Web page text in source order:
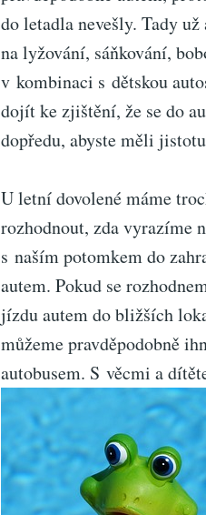
do letadla nevešly. Tady
na lyžování, sáňkování,
v kombinaci s dětskou
dojít ke zjištění, že se do
dopředu, abyste měli
U letní dovolené máme
rozhodnout, zda vyrazíme
s naším potomkem do
autem. Pokud se
jízdu autem do bližších
můžeme pravděpodobně
autobusem. S věcmi a